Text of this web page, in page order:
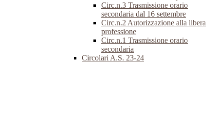
Circ.n.3 Trasmissione orario
secondaria dal 16 settembre
Circ.n.2 Autorizzazione alla libera
professione
Circ.n.1 Trasmissione orario
secondaria
Circolari A.S. 23-24